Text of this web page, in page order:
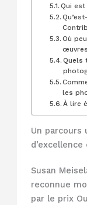
Qui est
Où
Quels
les
À lire
Un parcours
Susan
reconnue
par le prix